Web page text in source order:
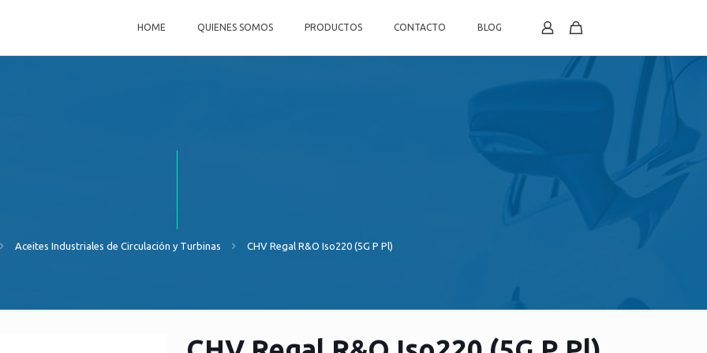
HOME QUIENES SOMOS PRODUCTOS CONTACTO BLOG
Aceites Industriales de Circulación y Turbinas CHV Regal R&O Iso220 (5G P Pl)